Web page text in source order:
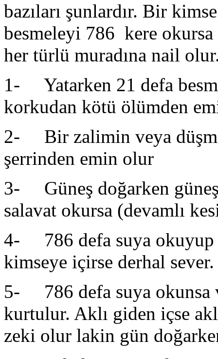
bazıları şunlardır. Bir
besmeleyi 786 kere
her türlü muradına nail
1- Yatarken 21 defa
korkudan kötü ölümden
2- Bir zalimin veya
şerrinden emin olur
3- Güneş doğarken
salavat okursa (devamlı
4- 786 defa suya okuyup
kimseye içirse derhal sever.
5- 786 defa suya okunsa
kurtulur. Aklı giden içse
zeki olur lakin gün